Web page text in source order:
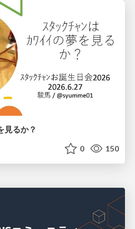
見るか？
0 150